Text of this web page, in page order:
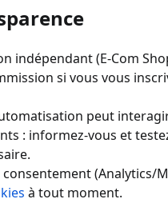
indépendant (E-Com
si vous vous
peut
: informez-vous et
(Analytics/
à tout moment.